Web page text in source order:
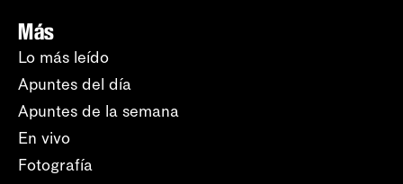
Más
Lo más leído
Apuntes del día
Apuntes de la semana
En vivo
Fotografía